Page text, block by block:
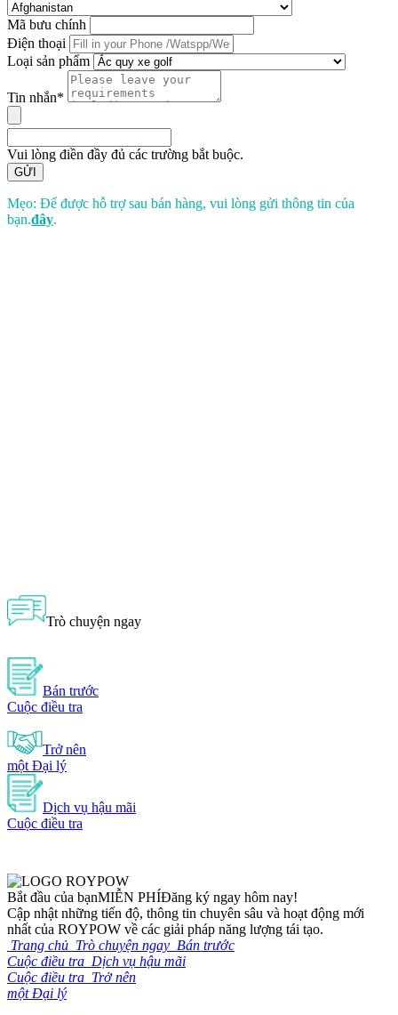
Mã bưu chính
Điện thoại
Loại sản phẩm
Tin nhắn*
Vui lòng điền đầy đủ các trường bắt buộc.
GỬI
Mẹo: Để được hỗ trợ sau bán hàng, vui lòng gửi thông tin của
bạn.đây.
Trò chuyện ngay
Bán trước
Cuộc điều tra
Trở nên
một Đại lý
Dịch vụ hậu mãi
Cuộc điều tra
Bắt đầu của bạnMIỄN PHÍĐăng ký ngay hôm nay!
Cập nhật những tiến độ, thông tin chuyên sâu và hoạt động mới
nhất của ROYPOW về các giải pháp năng lượng tái tạo.
Trang chủ Trò chuyện ngay Bán trước
Cuộc điều tra Dịch vụ hậu mãi
Cuộc điều tra Trở nên
một Đại lý